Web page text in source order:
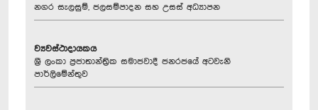
නගර සැලසුම්, ජලසම්පාදන සහ උසස් අධ්‍යාපන
ව්‍යවස්ථාදායකය
ශ්‍රී ලංකා ප්‍රජාතාන්ත්‍රික සමාජවාදී ජනරජයේ අටවැනි
පාර්ලිමේන්තුව